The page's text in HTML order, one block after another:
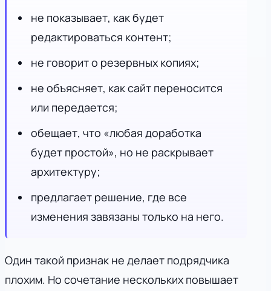
не показывает, как будет
редактироваться контент;
не говорит о резервных копиях;
не объясняет, как сайт переносится
или передается;
обещает, что «любая доработка
будет простой», но не раскрывает
архитектуру;
предлагает решение, где все
изменения завязаны только на него.
Один такой признак не делает подрядчика
плохим. Но сочетание нескольких повышает